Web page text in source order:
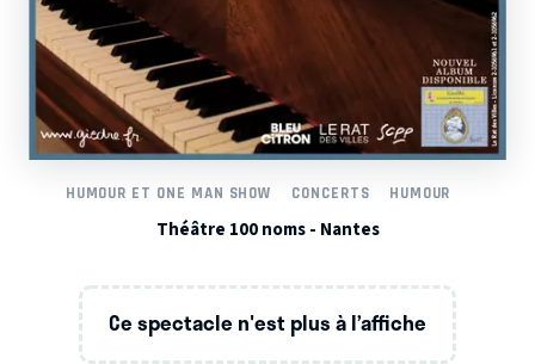
HUMOUR ET ONE MAN SHOW CONCERTS HUMOUR
Théâtre 100 noms - Nantes
Ce spectacle n'est plus à l’affiche